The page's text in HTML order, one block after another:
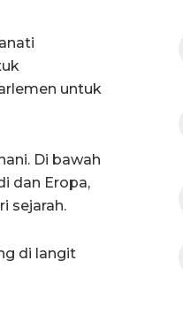
untuk
Di bawah
dan Eropa,
sejarah.
di langit